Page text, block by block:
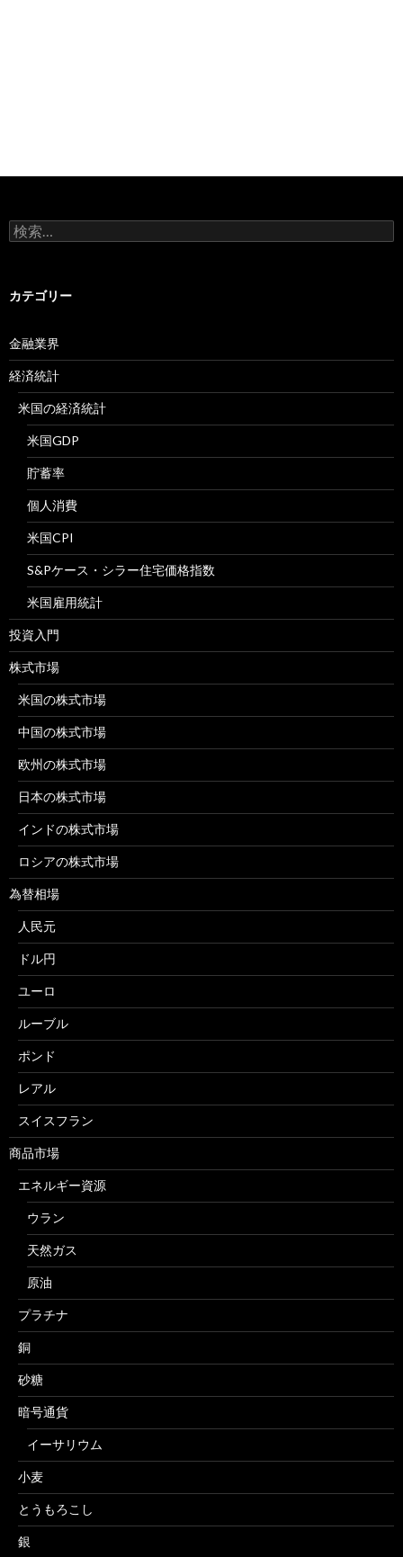
検
索:
カテゴリー
金融業界
経済統計
米国の経済統計
米国GDP
貯蓄率
個人消費
米国CPI
S&Pケース・シラー住宅価格指数
米国雇用統計
投資入門
株式市場
米国の株式市場
中国の株式市場
欧州の株式市場
日本の株式市場
インドの株式市場
ロシアの株式市場
為替相場
人民元
ドル円
ユーロ
ルーブル
ポンド
レアル
スイスフラン
商品市場
エネルギー資源
ウラン
天然ガス
原油
プラチナ
銅
砂糖
暗号通貨
イーサリウム
小麦
とうもろこし
銀